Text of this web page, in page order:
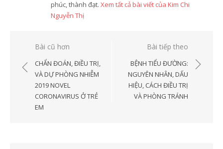
phúc, thành đạt. Xem tất cả bài viết của Kim Chi
Nguyễn Thị
Điều
hướng
bài
viết
Bài cũ hơn
CHẨN ĐOÁN, ĐIỀU TRỊ,
VÀ DỰ PHÒNG NHIỄM
2019 NOVEL
CORONAVIRUS Ở TRẺ
EM
Bài tiếp theo
BỆNH TIỂU ĐƯỜNG:
NGUYÊN NHÂN, DẤU
HIỆU, CÁCH ĐIỀU TRỊ
VÀ PHÒNG TRÁNH